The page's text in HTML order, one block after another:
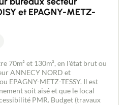
et EPAGNY-METZ-
70m² et 130m², en l'état brut ou
ANNECY NORD et
EPAGNY-METZ-TESSY. Il est
soit aisé et que le local
PMR. Budget (travaux